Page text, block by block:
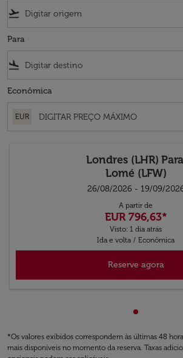
flight_takeoff
Para
flight_land
Econômica
EUR
Londres (LHR) Para
Lomé (LFW)
26/08/2026 - 19/09/
A partir de
EUR 796,63*
Visto: 1 dia atrás
Ida e volta / Econômica
Reserve agora
*Os valores exibidos correspondem às últimas 48
mais disponíveis no momento da reserva. Taxas